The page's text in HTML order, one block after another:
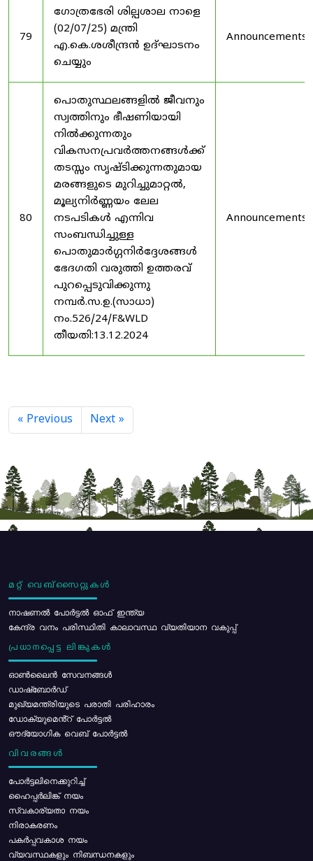
79
ഗോത്രഭേരി ശില്പശാല നാളെ
(02/07/25) മന്ത്രി
എ.കെ.ശശീന്ദ്രൻ ഉദ്‌ഘാടനം
ചെയ്യും
Announcements
80
പൊതുസ്ഥലങ്ങളിൽ ജീവനും
സ്വത്തിനും ഭീഷണിയായി
നിൽക്കുന്നതും
വികസനപ്രവർത്തനങ്ങൾക്ക്
തടസ്സം സൃഷ്ടിക്കുന്നതുമായ
മരങ്ങളുടെ മുറിച്ചുമാറ്റൽ,
മൂല്യനിർണ്ണയം ലേല
നടപടികൾ എന്നിവ
സംബന്ധിച്ചുള്ള
പൊതുമാർഗ്ഗനിർദ്ദേശങ്ങൾ
ഭേദഗതി വരുത്തി ഉത്തരവ്
പുറപ്പെടുവിക്കുന്നു
നമ്പർ.സ.ഉ.(സാധാ)
നം.526/24/F&WLD
തീയതി:13.12.2024
Announcements
« Previous Next »
മറ്റ് വെബ്സൈറ്റുകൾ
നാഷണൽ പോർട്ടൽ ഓഫ് ഇന്ത്യ
കേന്ദ്ര വനം പരിസ്ഥിതി കാലാവസ്ഥ വ്യതിയാന വകുപ്പ്
പ്രധാനപ്പെട്ട ലിങ്കുകൾ
ഓൺലൈൻ സേവനങ്ങൾ
ഡാഷ്ബോർഡ്
മുഖ്യമന്ത്രിയുടെ പരാതി പരിഹാരം
ഡോക്യുമെൻ്റ് പോർട്ടൽ
ഔദ്യോഗിക വെബ് പോർട്ടൽ
വിവരങ്ങൾ
പോര്‍ട്ടലിനെക്കുറിച്ച്
ഹൈപ്പർലിങ്ക് നയം
സ്വകാര്യതാ നയം
നിരാകരണം
പകർപ്പവകാശ നയം
വ്യവസ്ഥകളും നിബന്ധനകളും